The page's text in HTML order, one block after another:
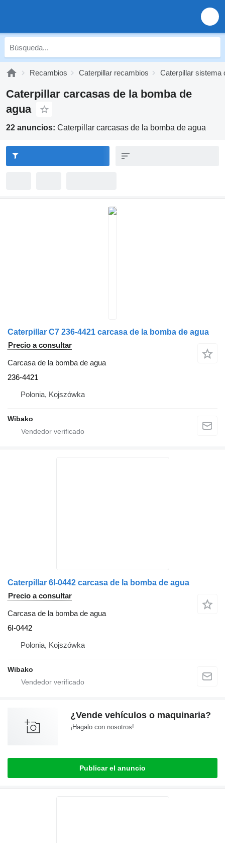
Recambios Caterpillar recambios Caterpillar sistema
Caterpillar carcasas de la bomba de
agua
22 anuncios: Caterpillar carcasas de la bomba de agua
Caterpillar C7 236-4421 carcasa de la bomba de agua
Precio a consultar
Carcasa de la bomba de agua
236-4421
Polonia, Kojszówka
Wibako
Caterpillar 6I-0442 carcasa de la bomba de agua
Precio a consultar
Carcasa de la bomba de agua
6I-0442
Polonia, Kojszówka
Wibako
¿Vende vehículos o maquinaria?
¡Hagalo con nosotros!
Publicar el anuncio